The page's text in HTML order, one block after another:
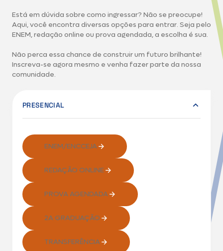
Está em dúvida sobre como ingressar? Não se preocupe!
Aqui, você encontra diversas opções para entrar. Seja pelo
ENEM, redação online ou prova agendada, a escolha é sua.
Não perca essa chance de construir um futuro brilhante!
Inscreva-se agora mesmo e venha fazer parte da nossa
comunidade.
PRESENCIAL
ENEM/ENCCEJA
REDAÇÃO ONLINE
PROVA AGENDADA
2A GRADUAÇÃO
TRANSFERÊNCIA